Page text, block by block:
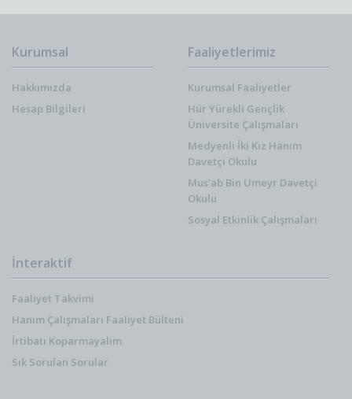
Kurumsal
Hakkımızda
Hesap Bilgileri
Faaliyetlerimiz
Kurumsal Faaliyetler
Hür Yürekli Gençlik
Üniversite Çalışmaları
Medyenli İki Kız Hanım
Davetçi Okulu
Mus’ab Bin Umeyr Davetçi
Okulu
Sosyal Etkinlik Çalışmaları
İnteraktif
Faaliyet Takvimi
Hanım Çalışmaları Faaliyet Bülteni
İrtibatı Koparmayalım
Sık Sorulan Sorular